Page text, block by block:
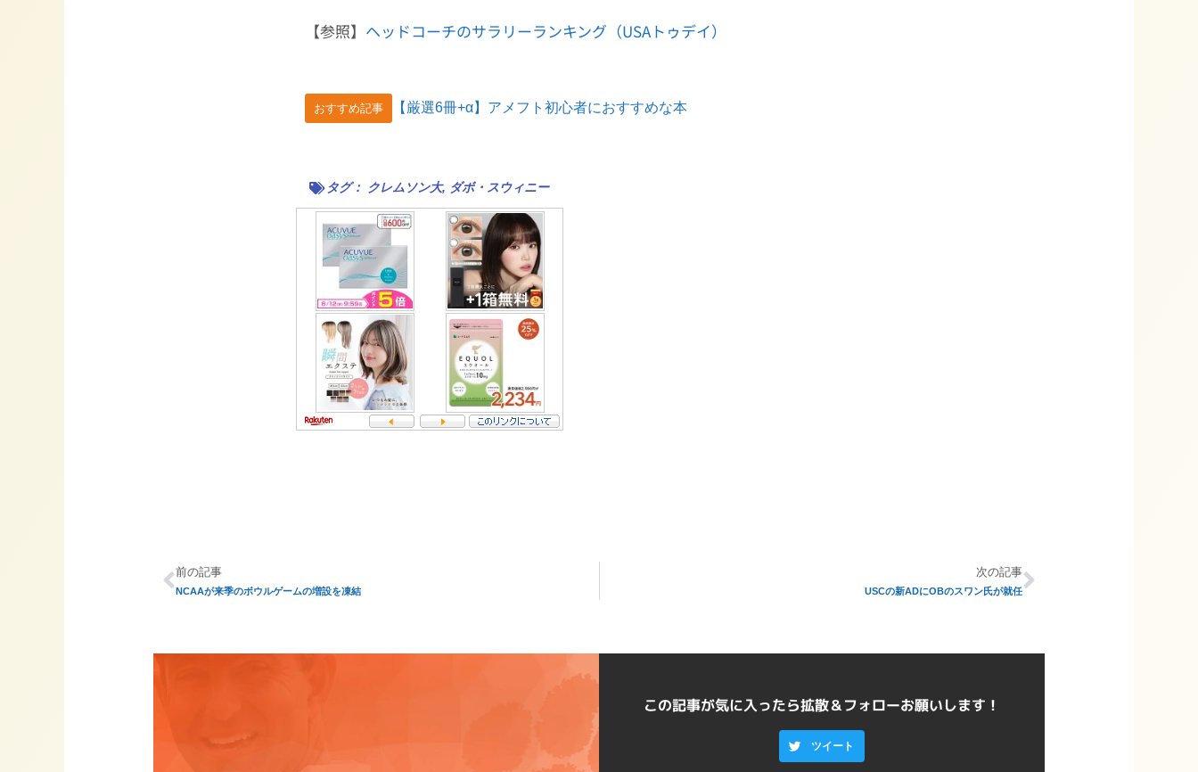
【参照】 ヘッドコーチのサラリーランキング（USAトゥデイ）
おすすめ記事 【厳選6冊+α】アメフト初心者におすすめな本
タグ： クレムソン大, ダボ・スウィニー
前の記事
NCAAが来季のボウルゲームの増設を凍結
次の記事
USCの新ADにOBのスワン氏が就任
この記事が気に入ったら拡散＆フォローお願いします！
ツイート